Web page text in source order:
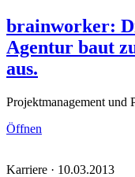
brainworker:
Agentur baut
aus.
Projektmanagement und
Öffnen
Karriere · 10.03.2013